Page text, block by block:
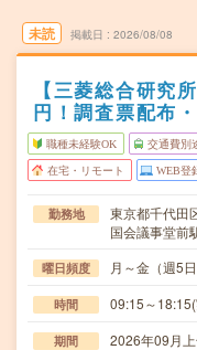
未読 掲載日 2026/08/08
【三菱総合研究
円！調査票配布
職種未経験OK 交通費別
在宅・リモート WEB登
勤務地
東京都千代田
国会議事堂前
曜日頻度 月～金（週5日
時間 09:15～
期間 2026年09月